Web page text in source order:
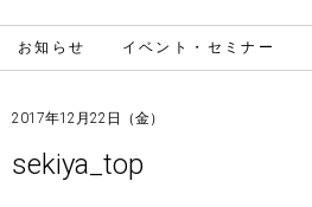
お知らせ イベント・セミナー
2017年12月22日（金）
sekiya_top